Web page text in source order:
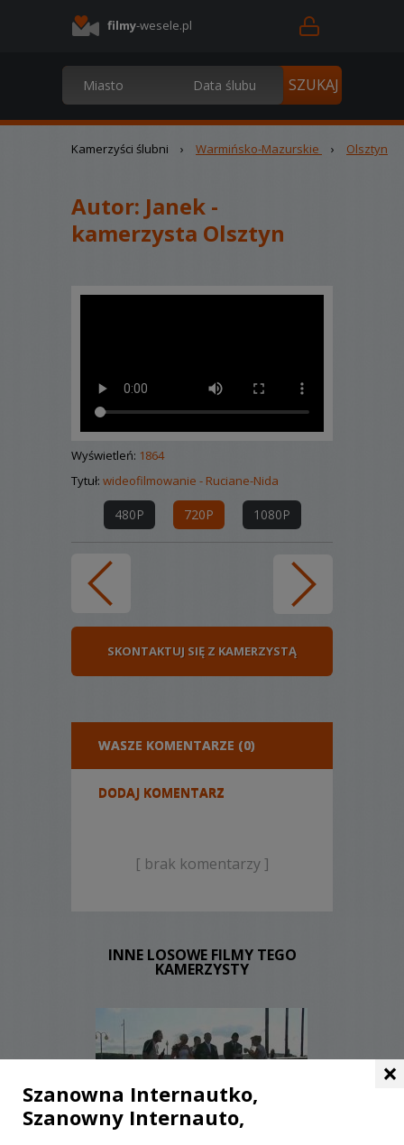
filmy-wesele.pl
Kamerzyści ślubni › Warmińsko-Mazurskie › Olsztyn
Autor: Janek -
kamerzysta Olsztyn
Wyświetleń: 1864
Tytuł: wideofilmowanie - Ruciane-Nida
480P 720P 1080P
SKONTAKTUJ SIĘ Z KAMERZYSTĄ
WASZE KOMENTARZE (0)
DODAJ KOMENTARZ
[ brak komentarzy ]
INNE LOSOWE FILMY TEGO
KAMERZYSTY
×
Szanowna Internautko,
Szanowny Internauto,